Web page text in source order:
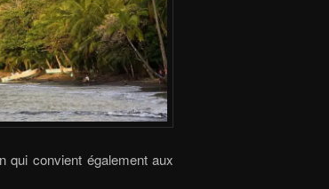
qui convient également aux